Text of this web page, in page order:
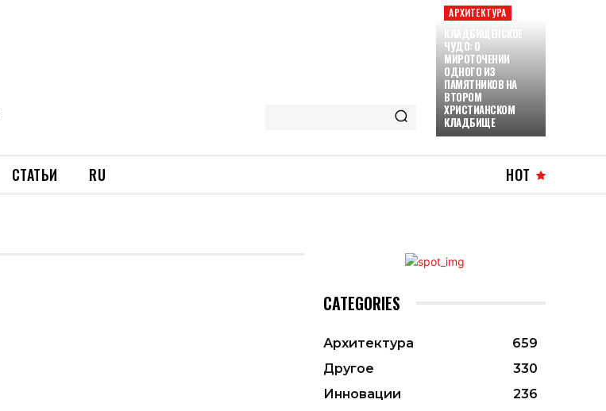
АРХИТЕКТУРА
КЛАДБИЩЕНСКОЕ
ЧУДО: О
МИРОТОЧЕНИИ
ОДНОГО ИЗ
ПАМЯТНИКОВ НА
ВТОРОМ
ХРИСТИАНСКОМ
КЛАДБИЩЕ
СТАТЬИ RU HOT
CATEGORIES
Архитектура
659
Другое
330
Инновации
236